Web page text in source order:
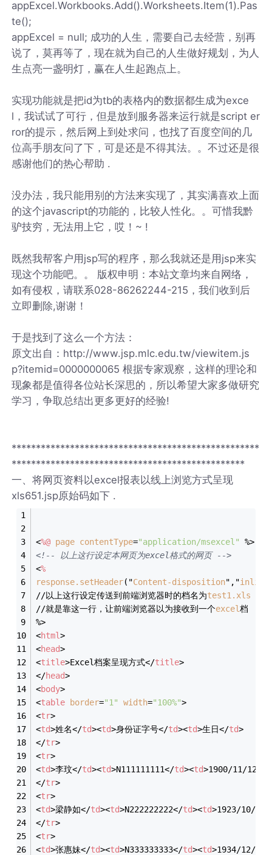
appExcel.Workbooks.Add().Worksheets.Item(1).Pas
te();
appExcel = null; 成功的人生，需要自己去经营，别再
说了，莫再等了，现在就为自己的人生做好规划，为人
生点亮一盏明灯，赢在人生起跑点上。
实现功能就是把id为tb的表格内的数据都生成为exce
l，我试试了可行，但是放到服务器来运行就是script er
ror的提示，然后网上到处求问，也找了百度空间的几
位高手朋友问了下，可是还是不得其法。。不过还是很
感谢他们的热心帮助 .
没办法，我只能用别的方法来实现了，其实满喜欢上面
的这个javascript的功能的，比较人性化。。可惜我黔
驴技穷，无法用上它，哎！~ !
既然我帮客户用jsp写的程序，那么我就还是用jsp来实
现这个功能吧。。 版权申明：本站文章均来自网络，
如有侵权，请联系028-86262244-215，我们收到后
立即删除,谢谢！
于是找到了这么一个方法：
原文出自：http://www.jsp.mlc.edu.tw/viewitem.js
p?itemid=0000000065 根据专家观察，这样的理论和
现象都是值得各位站长深思的，所以希望大家多做研究
学习，争取总结出更多更好的经验!
***************************************************
************************************************
一、将网页资料以excel报表以线上浏览方式呈现
xls651.jsp原始码如下 .
<%@ page contentType="application/msexcel"
%>
<!-- 以上这行设定本网页为excel格式的网页 -->
<%
response.setHeader("Content-disposition","inline
//以上这行设定传送到前端浏览器时的档名为test1.xls
//就是靠这一行，让前端浏览器以为接收到一个excel档
%>
<html>
<head>
<title>Excel档案呈现方式</title>
</head>
<body>
<table border="1" width="100%">
<tr>
<td>姓名</td><td>身份证字号</td><td>生日</td>
</tr>
<tr>
<td>李玟</td><td>N111111111</td><td>1900/11/12
</tr>
<tr>
<td>梁静如</td><td>N222222222</td><td>1923/10/1
</tr>
<tr>
<td>张惠妹</td><td>N333333333</td><td>1934/12/18